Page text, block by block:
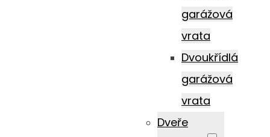
garážová
vrata
Dvoukřídlá
garážová
vrata
Dveře